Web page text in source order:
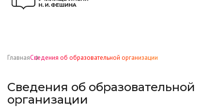
ГлавнаяСведения об образовательной организации
Сведения об образовательной
организации